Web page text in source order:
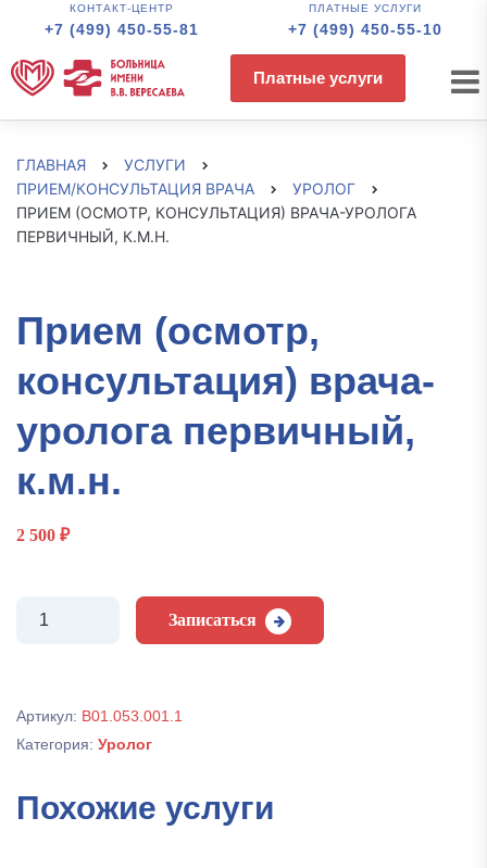
КОНТАКТ-ЦЕНТР
+7 (499) 450-55-81
ПЛАТНЫЕ УСЛУГИ
+7 (499) 450-55-10
Платные услуги
ГЛАВНАЯ
УСЛУГИ
ПРИЕМ/КОНСУЛЬТАЦИЯ ВРАЧА
УРОЛОГ
ПРИЕМ (ОСМОТР, КОНСУЛЬТАЦИЯ) ВРАЧА-УРОЛОГА
ПЕРВИЧНЫЙ, К.М.Н.
Прием (осмотр,
консультация) врача-
уролога первичный,
к.м.н.
2 500 ₽
Прием
уролога
первичный,
Записаться
Артикул: B01.053.001.1
Категория: Уролог
Похожие услуги